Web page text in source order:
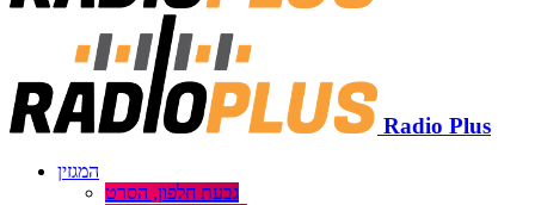
Radio Plus
המגזין
גבעת חלפון, הסרט